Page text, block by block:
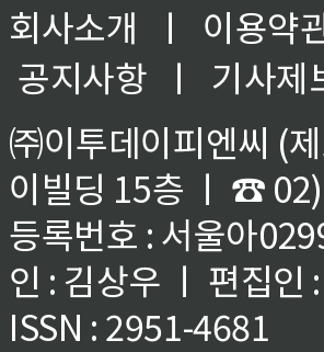
회사소개 ㅣ
이용약
공지사항
ㅣ
기사제
㈜이투데이피엔씨 (
이빌딩 15층 ㅣ ☎
등록번호 : 서울아
인 : 김상우 ㅣ 편집인
ISSN : 2951-4681